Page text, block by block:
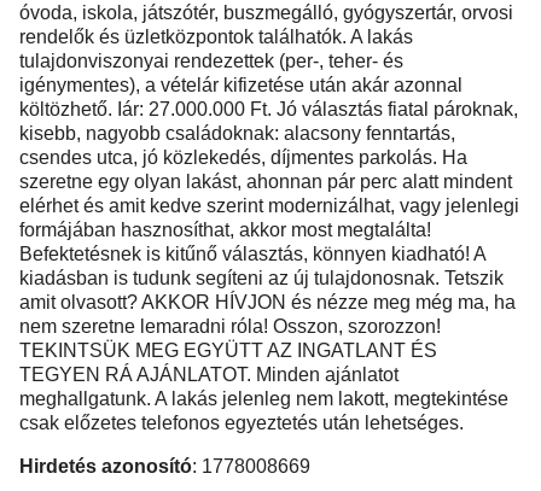
óvoda, iskola, játszótér, buszmegálló, gyógyszertár, orvosi
rendelők és üzletközpontok találhatók. A lakás
tulajdonviszonyai rendezettek (per-, teher- és
igénymentes), a vételár kifizetése után akár azonnal
költözhető. Iár: 27.000.000 Ft. Jó választás fiatal pároknak,
kisebb, nagyobb családoknak: alacsony fenntartás,
csendes utca, jó közlekedés, díjmentes parkolás. Ha
szeretne egy olyan lakást, ahonnan pár perc alatt mindent
elérhet és amit kedve szerint modernizálhat, vagy jelenlegi
formájában hasznosíthat, akkor most megtalálta!
Befektetésnek is kitűnő választás, könnyen kiadható! A
kiadásban is tudunk segíteni az új tulajdonosnak. Tetszik
amit olvasott? AKKOR HÍVJON és nézze meg még ma, ha
nem szeretne lemaradni róla! Osszon, szorozzon!
TEKINTSÜK MEG EGYÜTT AZ INGATLANT ÉS
TEGYEN RÁ AJÁNLATOT. Minden ajánlatot
meghallgatunk. A lakás jelenleg nem lakott, megtekintése
csak előzetes telefonos egyeztetés után lehetséges.
Hirdetés azonosító: 1778008669